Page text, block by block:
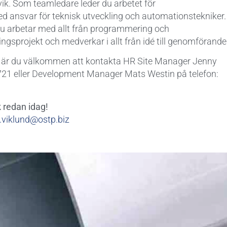
Som teamledare leder du arbetet för
ansvar för teknisk utveckling och automationstekniker.
arbetar med allt från programmering och
och medverkar i allt från idé till
du välkommen att kontakta HR Site Manager Jenny
eller Development Manager Mats Westin på telefon:
redan idag!